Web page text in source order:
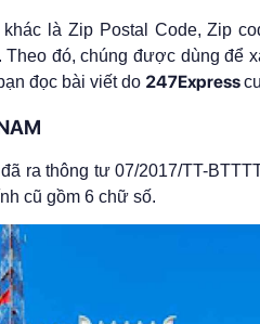
là Zip Postal Code, Zip
đó, chúng được dùng để
đọc bài viết do 247Express
ra thông tư 07/2017/TT-
cũ gồm 6 chữ số.